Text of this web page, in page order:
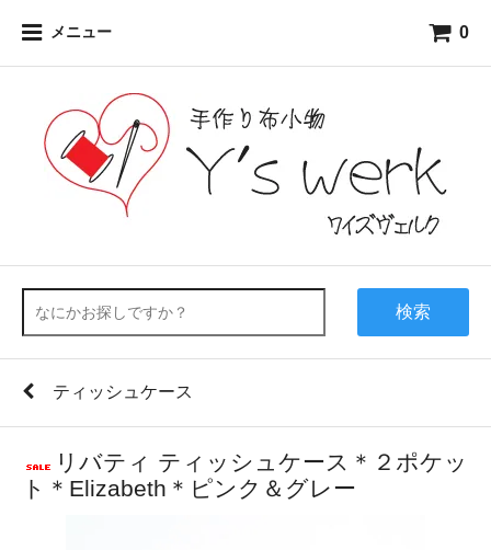
メニュー 0
検索
ティッシュケース
リバティ ティッシュケース＊２ポケッ
ト＊Elizabeth＊ピンク＆グレー